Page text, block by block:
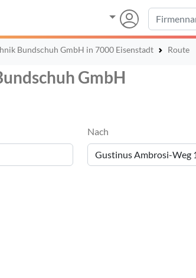
Bundschuh GmbH in 7000 Eisenstadt Route
GmbH
Nach